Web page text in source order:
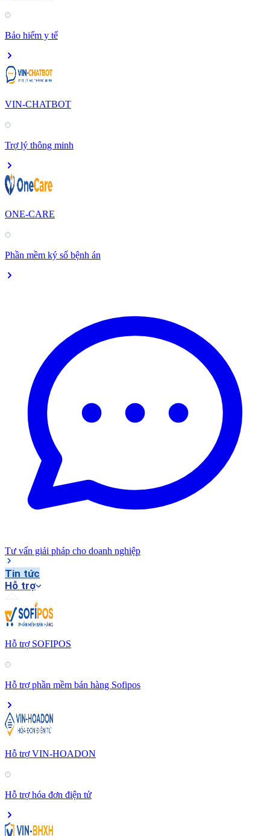
Bảo hiểm y tế
VIN-CHATBOT
Trợ lý thông minh
ONE-CARE
Phần mềm ký số bệnh án
Tư vấn giải pháp cho doanh nghiệp
Tin tức
Hỗ trợ
Hỗ trợ SOFIPOS
Hỗ trợ phần mềm bán hàng Sofipos
Hỗ trợ VIN-HOADON
Hỗ trợ hóa đơn điện tử